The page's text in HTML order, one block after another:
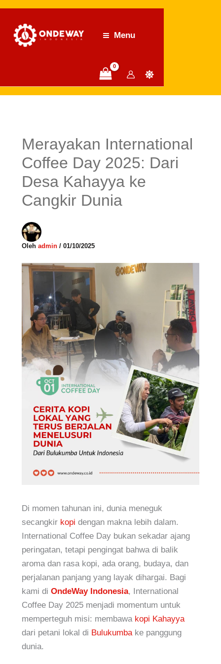
Lewati
konten
Menu
Merayakan International
Coffee Day 2025: Dari
Desa Kahayya ke
Cangkir Dunia
Oleh admin / 01/10/2025
Di momen tahunan ini, dunia meneguk
secangkir kopi dengan makna lebih dalam.
International Coffee Day bukan sekadar ajang
peringatan, tetapi pengingat bahwa di balik
aroma dan rasa kopi, ada orang, budaya, dan
perjalanan panjang yang layak dihargai. Bagi
kami di OndeWay Indonesia, International
Coffee Day 2025 menjadi momentum untuk
memperteguh misi: membawa kopi Kahayya
dari petani lokal di Bulukumba ke panggung
dunia.
r
o